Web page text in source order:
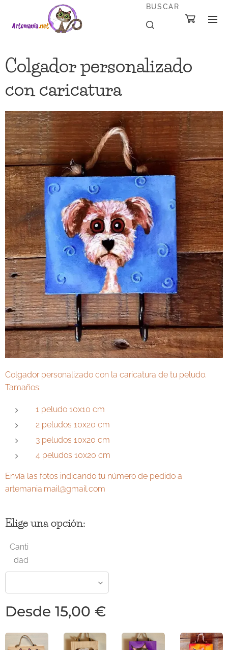
BUSCAR
Colgador personalizado
con caricatura
Colgador personalizado con la caricatura de tu peludo.
Tamaños:
1 peludo 10x10 cm
2 peludos 10x20 cm
3 peludos 10x20 cm
4 peludos 10x20 cm
Envía las fotos indicando tu número de pedido a
artemania.mail@gmail.com
Elige una opción:
Canti
dad
Desde 15,00 €